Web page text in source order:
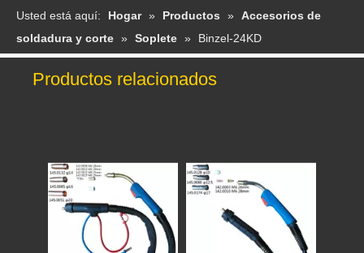
Usted está aquí: Hogar » Productos » Accesorios de
soldadura y corte » Soplete » Binzel-24KD
Productos relacionados
Antorcha TIG -WP80 Antorcha TIG -WP18